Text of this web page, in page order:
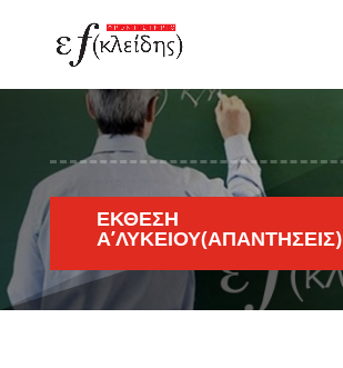
ΈΚΘΕΣΗ
Α’ΛΥΚΕΊΟΥ(ΑΠΑΝΤΉΣΕΙΣ)